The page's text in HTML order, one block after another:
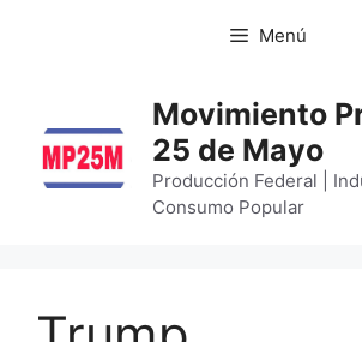
Menú
Movimiento
25 de Mayo
Producción Federal |
Consumo Popular